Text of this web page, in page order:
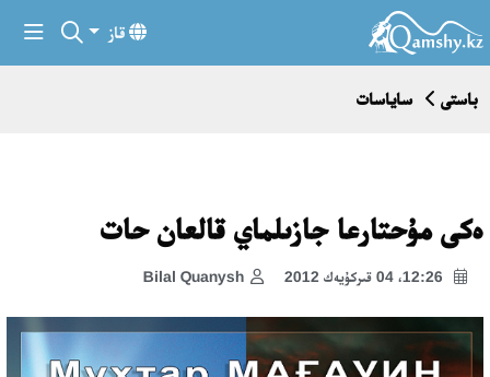
قاز
باستى ساياسات
ەكى مۇحتارعا جازىلماي قالعان حات
Bilal Quanysh